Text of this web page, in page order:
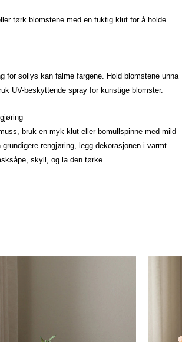
tørk blomstene med en fuktig klut for å holde
for sollys kan falme fargene. Hold blomstene unna
UV-beskyttende spray for kunstige blomster.
bruk en myk klut eller bomullspinne med mild
rengjøring, legg dekorasjonen i varmt
skyll, og la den tørke.